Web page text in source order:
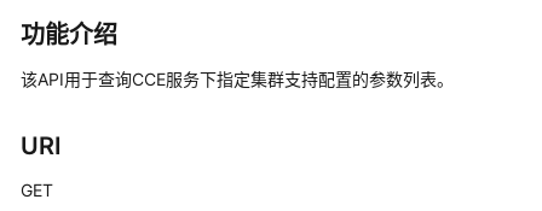
态
服
公
功能介绍
该API用于查询CCE服务下指定集群支持配置的参数列表。
URI
GET